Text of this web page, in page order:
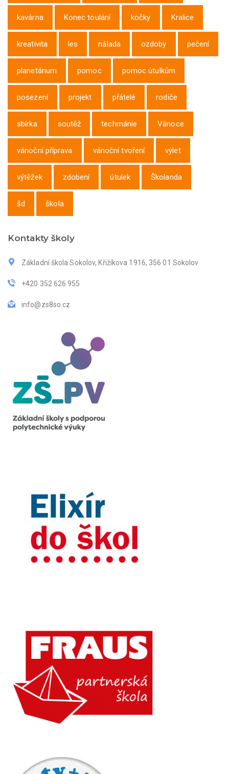
kavárna Konec toulání kočky Kralice
kreativita les nálada ozdoby pečení
planetárium pomoc pomoc útulkům
posezení projekt přátelé rodiče
sbírka soutěž techmánie Vánoce
vánoční příprava vánoční tvoření výlet
výtěžek zdobení útulek Školanda
šd škola
Kontakty školy
Základní škola Sokolov, Křižíkova 1916, 356 01 Sokolov
+420 352 626 955
info@zs8so.cz